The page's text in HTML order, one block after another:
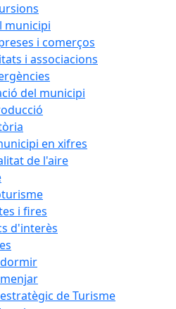
municipi
i comerços
i associacions
del municipi
en xifres
de l'aire
i fires
d'interès
de Turisme